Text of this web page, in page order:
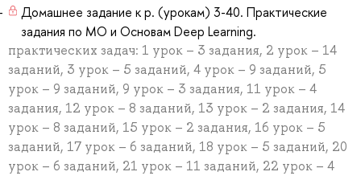
Домашнее задание к р. (урокам) 3-40. Практические
задания по МО и Основам Deep Learning.
практических задач: 1 урок – 3 задания, 2 урок – 14
заданий, 3 урок – 5 заданий, 4 урок – 9 заданий, 5
урок – 9 заданий, 9 урок – 3 задания, 11 урок – 4
задания, 12 урок – 8 заданий, 13 урок – 2 задания, 14
урок – 8 заданий, 15 урок – 2 задания, 16 урок – 5
заданий, 17 урок – 6 заданий, 18 урок – 5 заданий, 20
урок – 6 заданий, 21 урок – 11 заданий, 22 урок – 4